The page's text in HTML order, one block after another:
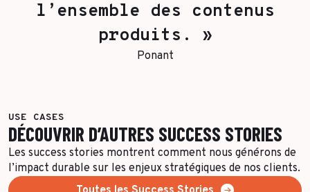
l’ensemble des contenus
produits. »
Ponant
USE CASES
DÉCOUVRIR D’AUTRES SUCCESS STORIES
Les success stories montrent comment nous générons de
l’impact durable sur les enjeux stratégiques de nos clients.